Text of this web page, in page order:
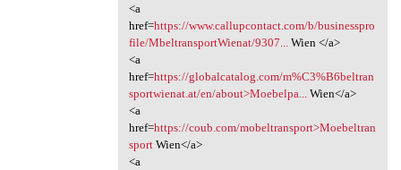
<a
href=https://www.callupcontact.com/b/businesspro
file/MbeltransportWienat/9307...Wien </a>
<a
href=https://globalcatalog.com/m%C3%B6beltran
sportwienat.at/en/about>Moebelpa...Wien</a>
<a
href=https://coub.com/mobeltransport>Moebeltran
sportWien</a>
<a